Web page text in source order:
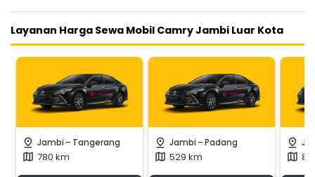
Layanan Harga Sewa Mobil Camry Jambi Luar Kota
pin_drop Jambi - Tangerang
map 780 km
pin_drop Jambi -Padang
map 529 km
pin_drop
map